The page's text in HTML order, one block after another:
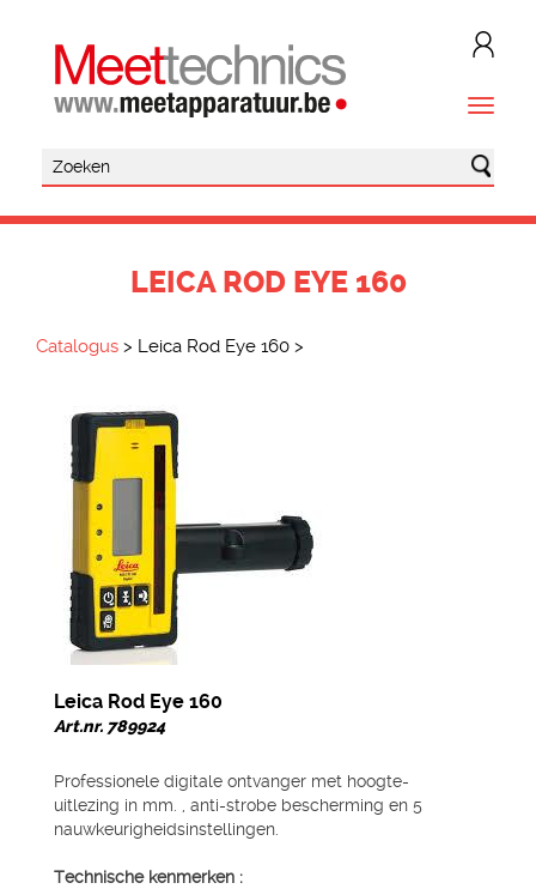
LEICA ROD EYE 160
Catalogus > Leica Rod Eye 160 >
Leica Rod Eye 160
Art.nr. 789924
Professionele digitale ontvanger met hoogte-
uitlezing in mm. , anti-strobe bescherming en 5
nauwkeurigheidsinstellingen.
Technische kenmerken :